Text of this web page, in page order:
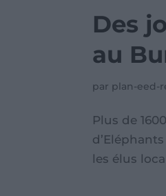
Des
au
par plan-eed-
Plus de
les élus